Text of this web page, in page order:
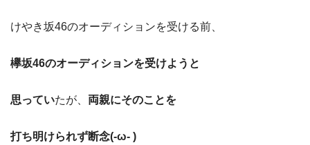
けやき坂46のオーディションを受ける前、
欅坂46のオーディションを受けようと
思っていたが、 両親にそのことを
打ち明けられず断念(-ω- )